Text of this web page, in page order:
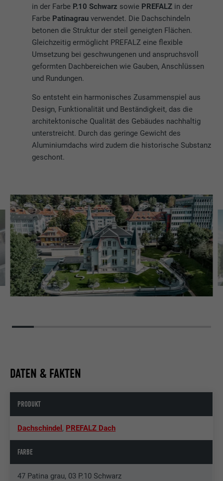
in der Farbe P.10 Schwarz sowie PREFALZ in der
Farbe Patinagrauverwendet. Die Dachschindeln
betonen die Struktur der steil geneigten Flächen.
Gleichzeitig ermöglicht PREFALZ eine flexible
Umsetzung bei geschwungenen und anspruchsvoll
geformten Dachbereichen wie Gauben, Anschlüssen
und Rundungen.
So entsteht ein harmonisches Zusammenspiel aus
Design, Funktionalität und Beständigkeit, das die
architektonische Qualität des Gebäudes nachhaltig
unterstreicht. Durch das geringe Gewicht des
Aluminiumdachs wird zudem die historische Substanz
geschont.
DATEN & FAKTEN
PRODUKT
Dachschindel , PREFALZ Dach
FARBE
47 Patina grau, 03 P.10 Schwarz